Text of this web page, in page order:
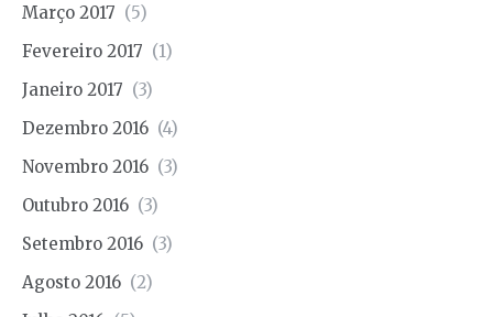
Março 2017 (5)
Fevereiro 2017 (1)
Janeiro 2017 (3)
Dezembro 2016 (4)
Novembro 2016 (3)
Outubro 2016 (3)
Setembro 2016 (3)
Agosto 2016 (2)